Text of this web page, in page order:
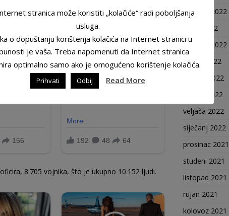
8.705 vojnika, što je ukupno 10.152 ljudi.
listopad 2022
rujan 2022
kolovoz 2022
srpanj 2022
svibanj 2022
ožujak 2022
veljača 2022
siječanj 2022
prosinac 2021
studeni 2021
listopad 2021
rujan 2021
kolovoz 2021
stranica može koristiti „kolačiće“ radi poboljšanja
usluga.
o dopuštanju korištenja kolačića na Internet stranici u
je vaša. Treba napomenuti da Internet stranica
optimalno samo ako je omogućeno korištenje kolačića.
Prihvati Odbij Read More